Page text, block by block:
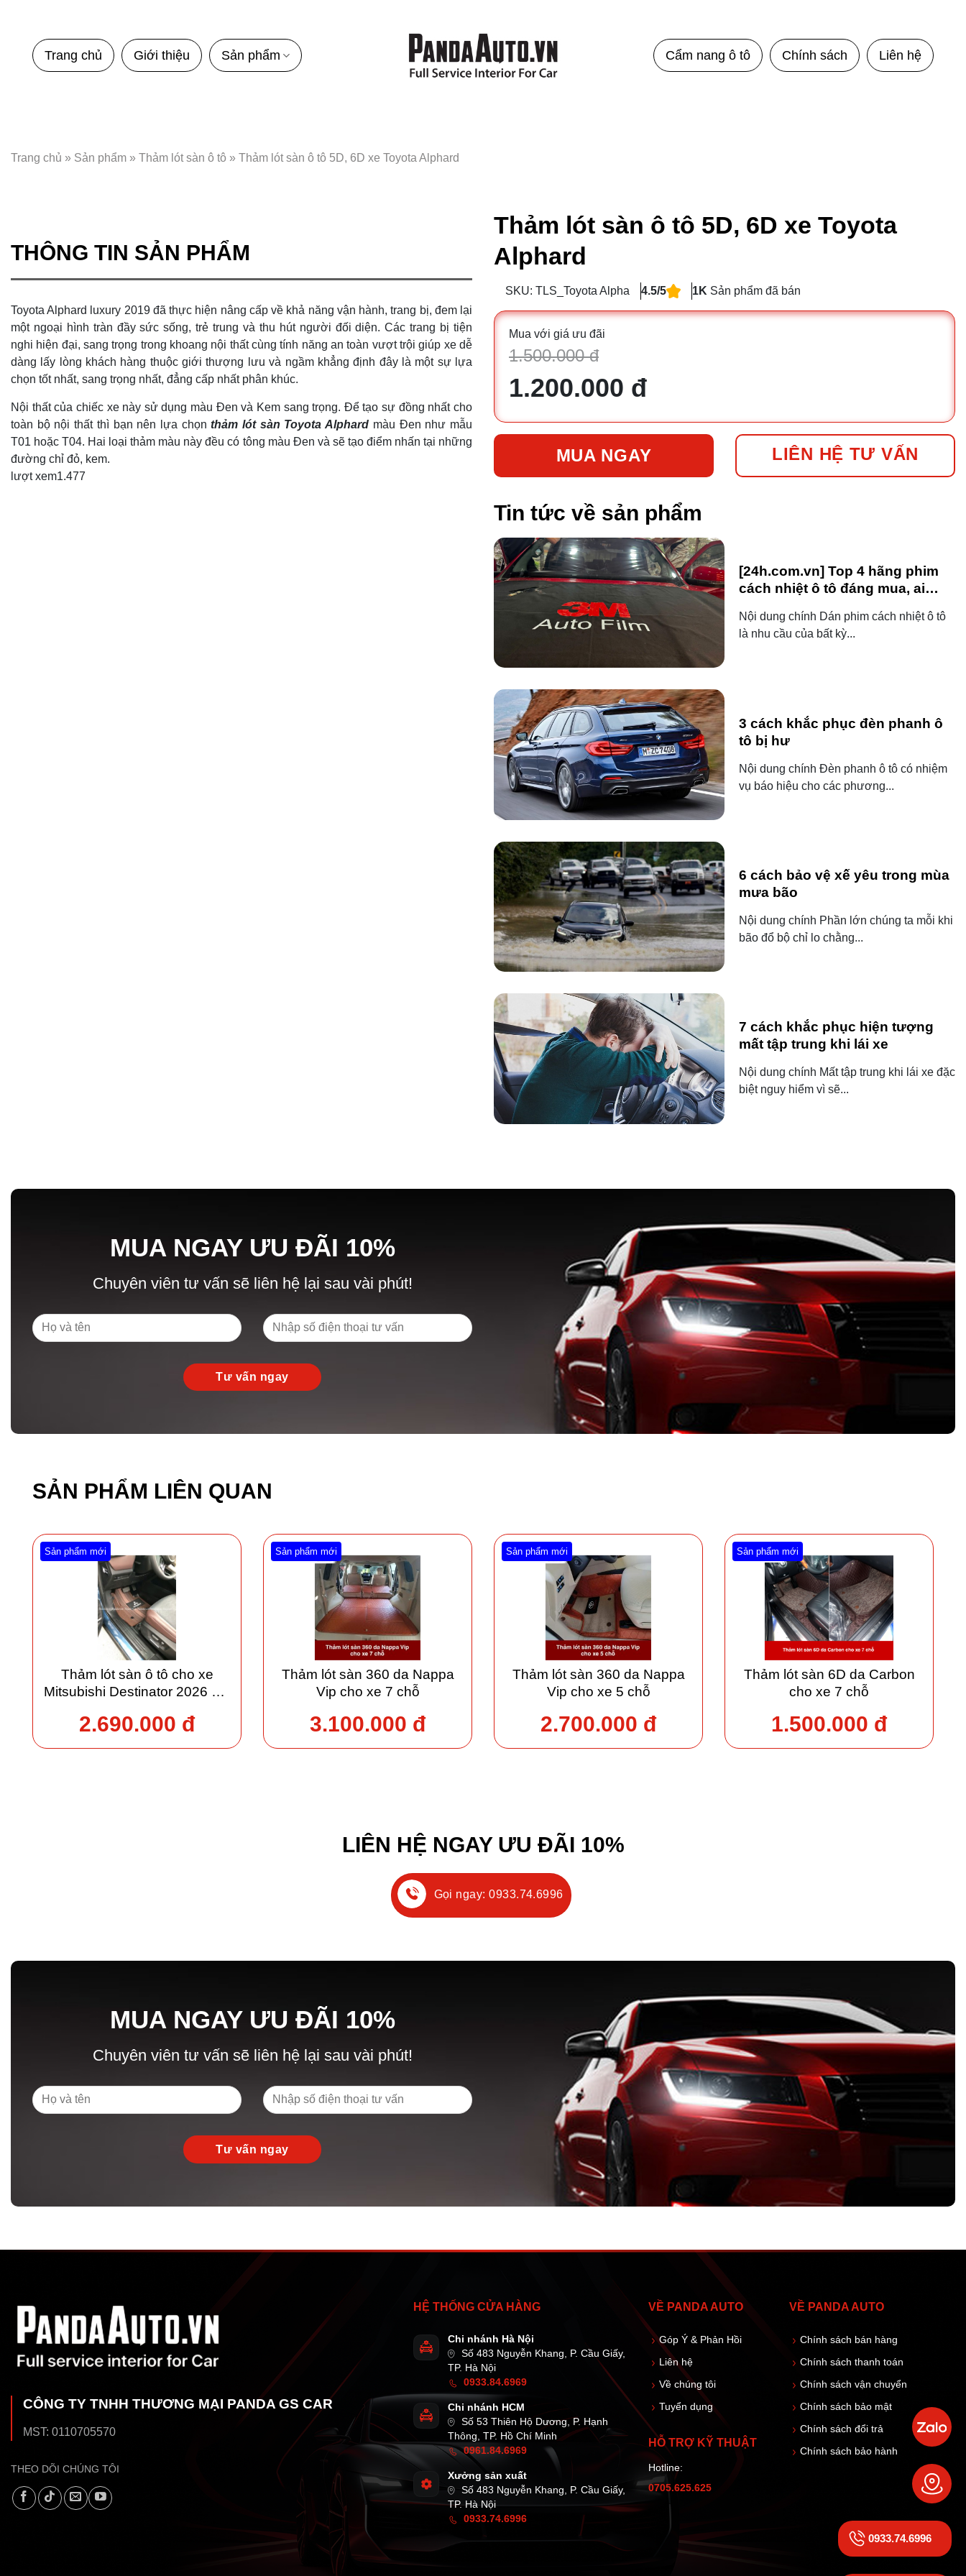
Trang chủ Giới thiệu Sản phẩm Cẩm nang ô tô Chính sách Liên hệ
Trang chủ » Sản phẩm » Thảm lót sàn ô tô » Thảm lót sàn ô tô 5D, 6D xe Toyota Alphard
THÔNG TIN SẢN PHẨM
Toyota Alphard luxury 2019 đã thực hiện nâng cấp về khả năng vận hành, trang bị, đem lại
một ngoại hình tràn đầy sức sống, trẻ trung và thu hút người đối diện. Các trang bị tiện
nghi hiện đại, sang trọng trong khoang nội thất cùng tính năng an toàn vượt trội giúp xe dễ
dàng lấy lòng khách hàng thuộc giới thượng lưu và ngầm khẳng định đây là một sự lựa
chọn tốt nhất, sang trọng nhất, đẳng cấp nhất phân khúc.
Nội thất của chiếc xe này sử dụng màu Đen và Kem sang trọng. Để tạo sự đồng nhất cho
toàn bộ nội thất thì bạn nên lựa chọnthảm lót sàn Toyota Alphard màu Đen như mẫu
T01 hoặc T04. Hai loại thảm màu này đều có tông màu Đen và sẽ tạo điểm nhấn tại những
đường chỉ đỏ, kem.
lượt xem1.477
Thảm lót sàn ô tô 5D, 6D xe Toyota
Alphard
SKU: TLS_Toyota Alpha 4.5/5 1K Sản phẩm đã bán
Mua với giá ưu đãi
1.500.000 đ
1.200.000 đ
MUA NGAY LIÊN HỆ TƯ VẤN
Tin tức về sản phẩm
[24h.com.vn] Top 4 hãng phim
cách nhiệt ô tô đáng mua, ai
Nội dung chính Dán phim cách nhiệt ô tô
là nhu cầu của bất kỳ...
3 cách khắc phục đèn phanh ô
tô bị hư
Nội dung chính Đèn phanh ô tô có nhiệm
vụ báo hiệu cho các phương...
6 cách bảo vệ xế yêu trong mùa
mưa bão
Nội dung chính Phần lớn chúng ta mỗi khi
bão đổ bộ chỉ lo chằng...
7 cách khắc phục hiện tượng
mất tập trung khi lái xe
Nội dung chính Mất tập trung khi lái xe đặc
biệt nguy hiểm vì sẽ...
MUA NGAY ƯU ĐÃI 10%
Chuyên viên tư vấn sẽ liên hệ lại sau vài phút!
SẢN PHẨM LIÊN QUAN
Sản phẩm mới
Thảm lót sàn ô tô cho xe
Mitsubishi Destinator 2026 giá
2.690.000 đ
Sản phẩm mới
Thảm lót sàn 360 da Nappa
Vip cho xe 7 chỗ
3.100.000 đ
Sản phẩm mới
Thảm lót sàn 360 da Nappa
Vip cho xe 5 chỗ
2.700.000 đ
Sản phẩm mới
Thảm lót sàn 6D da Carbon
cho xe 7 chỗ
1.500.000 đ
LIÊN HỆ NGAY ƯU ĐÃI 10%
Gọi ngay: 0933.74.6996
MUA NGAY ƯU ĐÃI 10%
Chuyên viên tư vấn sẽ liên hệ lại sau vài phút!
CÔNG TY TNHH THƯƠNG MẠI PANDA GS CAR
MST: 0110705570
THEO DÕI CHÚNG TÔI
HỆ THỐNG CỬA HÀNG
Chi nhánh Hà Nội
Số 483 Nguyễn Khang, P. Cầu Giấy,
TP. Hà Nội
0933.84.6969
Chi nhánh HCM
Số 53 Thiên Hộ Dương, P. Hạnh
Thông, TP. Hồ Chí Minh
0961.84.6969
Xưởng sản xuất
Số 483 Nguyễn Khang, P. Cầu Giấy,
TP. Hà Nội
0933.74.6996
VỀ PANDA AUTO
Góp Ý & Phản Hồi
Liên hệ
Về chúng tôi
Tuyển dụng
HỖ TRỢ KỸ THUẬT
Hotline:
0705.625.625
VỀ PANDA AUTO
Chính sách bán hàng
Chính sách thanh toán
Chính sách vận chuyển
Chính sách bảo mật
Chính sách đổi trả
Chính sách bảo hành
0933.74.6996